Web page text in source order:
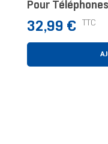
Pour
Housse
Prix
32,99 € TTC